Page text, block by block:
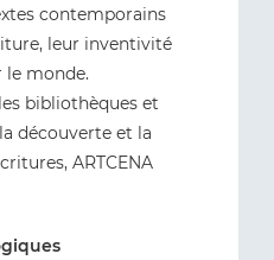
contemporains
leur inventivité
le monde.
bibliothèques et
découverte et la
ARTCENA